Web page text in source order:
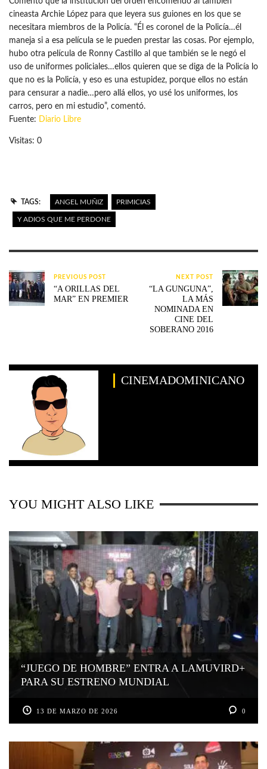
cineasta Archie López para que leyera sus guiones en los que se
necesitara miembros de la Policía. “Él es coronel de la Policía…él
maneja si a esa película se le pueden prestar las cosas. Por ejemplo,
hubo otra película de Ronny Castillo al que también se le negó el
uso de uniformes policiales…ellos quieren que se diga de la Policía lo
que no es la Policía, y eso es una estupidez, porque ellos no están
para censurar a nadie…pero allá ellos, yo usé los uniformes, los
carros, pero en mi estudio”, comentó.
Fuente: Diario Libre
Visitas: 0
TAGS: ANGEL MUÑIZ PRIMICIAS
Y ADIOS QUE ME PERDONE
PREVIOUS POST
“A ORILLAS DEL
MAR” EN PREMIER
NEXT POST
“LA GUNGUNA”,
LA MÁS
NOMINADA EN
CINE DEL
SOBERANO 2016
CINEMADOMINICANO
YOU MIGHT ALSO LIKE
“JUEGO DE HOMBRE” ENTRA A LAMUVIRD+
PARA SU ESTRENO MUNDIAL
13 DE MARZO DE 2026 0